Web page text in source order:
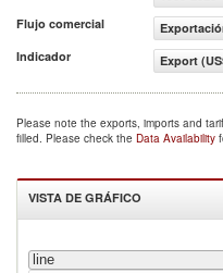
Flujo comercial
Indicador
Export
Please note the exports, imports and
filled. Please check the Data Availability
VISTA DE GRÁFICO
line